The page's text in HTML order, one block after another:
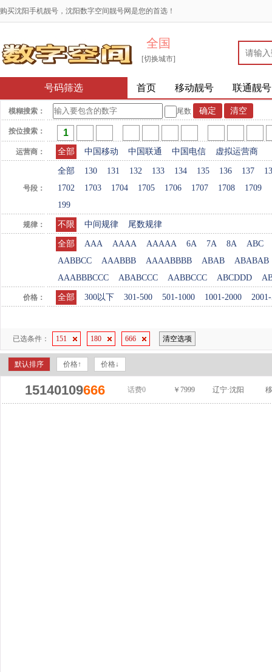
购买沈阳手机靓号，沈阳数字空间靓号网是您的首选！
全国
[切换城市]
号码筛选 首页 移动靓号 联通靓号
模糊搜索： 尾数
按位搜索：
运营商： 全部 中国移动 中国联通 中国电信 虚拟运营商
号段：
全部 130 131 132 133 134 135 136 137
1702
1703 1704 1705 1706 1707 1708 1709
199
规律： 不限 中间规律 尾数规律
全部 AAA AAAA AAAAA 6A 7A 8A
ABC
AABBCC
AAABBB AAAABBBB ABAB
ABABAB
AAABBBCCC
ABABCCC AABBCCC ABCDDD
价格： 全部 300以下 301-500 501-1000 1001-2000
已选条件： 151 180 666 清空选项
默认排序 价格↑ 价格↓
15140109666 话费0 ￥7999 辽宁·沈阳